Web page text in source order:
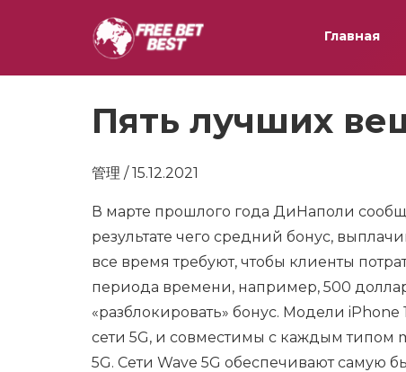
Главная
Пять лучших
管理 / 15.12.2021
В марте прошлого года ДиНаполи
результате чего средний бонус,
все время требуют, чтобы клиенты
периода времени, например, 500
«разблокировать» бонус. Модели
сети 5G, и совместимы с каждым типом
5G. Сети Wave 5G обеспечивают самую